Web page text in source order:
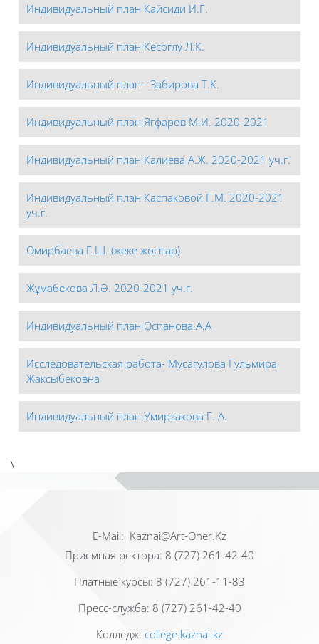
Индивидуальный план Кайсиди И.Г.
Индивидуальный план Кесоглу Л.К.
Индивидуальный план - Забирова Т.К.
Индивидуальный план Ягфаров М.И. 2020-2021
Индивидуальный план Калиева А.Ж. 2020-2021 уч.г.
Индивидуальный план Каспаковой Г.М. 2020-2021
уч.г.
Омирбаева Г.Ш. (жеке жоспар)
Жұмабекова Л.Ә. 2020-2021 уч.г.
Индивидуальный план Оспанова.А.А
Исследовательская работа- Мусагулова Гульмира
Жаксыбековна
Индивидуальный план Умирзакова Г. А.
\
Е-Mail: Kaznai@Art-Oner.Kz
Приемная ректора: 8 (727) 261-42-40
Платные курсы: 8 (727) 261-11-83
Пресс-служба: 8 (727) 261-42-40
Колледж: college.kaznai.kz